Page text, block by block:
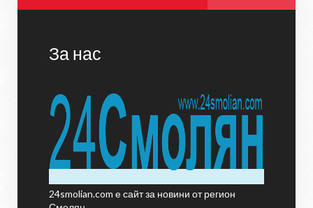
За нас
24smolian.com е сайт за новини от регион